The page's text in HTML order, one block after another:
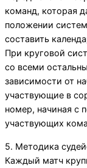
команд, которая
положении
составить
При круговой
со всеми
зависимости от
участвующие в
номер, начиная с
участвующих
5. Методика
Каждый матч